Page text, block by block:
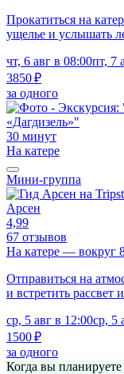
Прокатиться на
ущелье и услышать
чт, 6 авг в 08:00пт, 7
3850 ₽
за одного
30 минут
На катере
Мини-группа
Арсен
4,99
67 отзывов
На катере — вокруг
Отправиться на
и встретить рассвет
ср, 5 авг в 12:00ср, 5
1500 ₽
за одного
Когда вы